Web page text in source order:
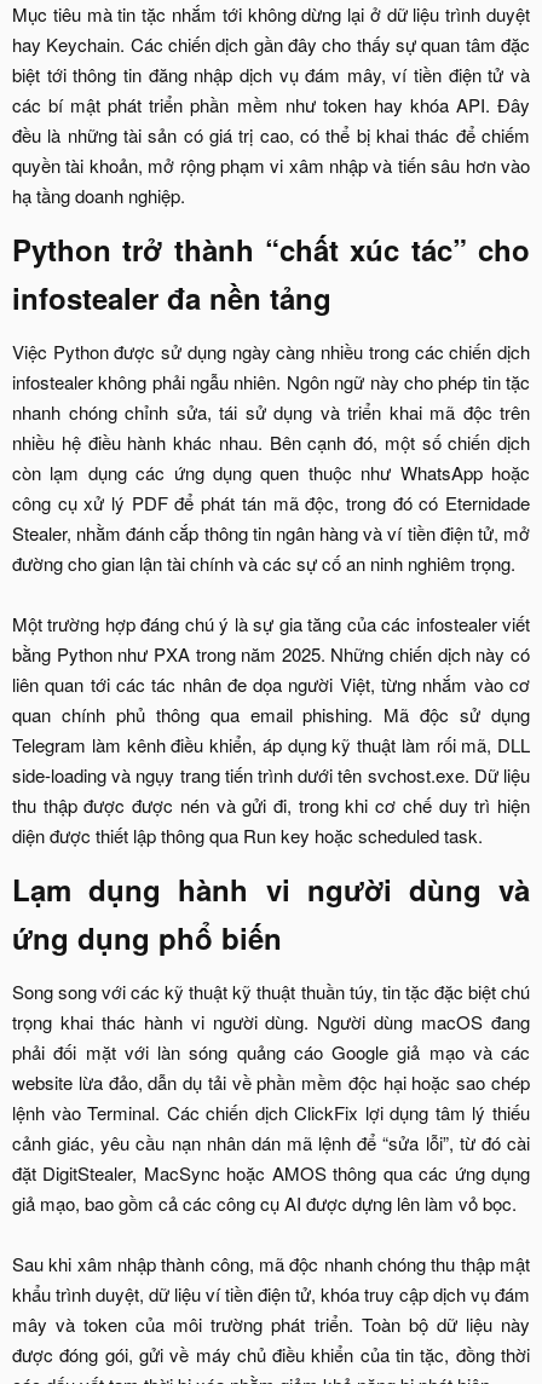
Mục tiêu mà tin tặc nhắm tới không dừng lại ở dữ liệu trình duyệt
hay Keychain. Các chiến dịch gần đây cho thấy sự quan tâm đặc
biệt tới thông tin đăng nhập dịch vụ đám mây, ví tiền điện tử và
các bí mật phát triển phần mềm như token hay khóa API. Đây
đều là những tài sản có giá trị cao, có thể bị khai thác để chiếm
quyền tài khoản, mở rộng phạm vi xâm nhập và tiến sâu hơn vào
hạ tầng doanh nghiệp.​
Python trở thành “chất xúc tác” cho
infostealer đa nền tảng​
Việc Python được sử dụng ngày càng nhiều trong các chiến dịch
infostealer không phải ngẫu nhiên. Ngôn ngữ này cho phép tin tặc
nhanh chóng chỉnh sửa, tái sử dụng và triển khai mã độc trên
nhiều hệ điều hành khác nhau. Bên cạnh đó, một số chiến dịch
còn lạm dụng các ứng dụng quen thuộc như WhatsApp hoặc
công cụ xử lý PDF để phát tán mã độc, trong đó có Eternidade
Stealer, nhằm đánh cắp thông tin ngân hàng và ví tiền điện tử, mở
đường cho gian lận tài chính và các sự cố an ninh nghiêm trọng.
Một trường hợp đáng chú ý là sự gia tăng của các infostealer viết
bằng Python như PXA trong năm 2025. Những chiến dịch này có
liên quan tới các tác nhân đe dọa người Việt, từng nhắm vào cơ
quan chính phủ thông qua email phishing. Mã độc sử dụng
Telegram làm kênh điều khiển, áp dụng kỹ thuật làm rối mã, DLL
side-loading và ngụy trang tiến trình dưới tên svchost.exe. Dữ liệu
thu thập được được nén và gửi đi, trong khi cơ chế duy trì hiện
diện được thiết lập thông qua Run key hoặc scheduled task.​
Lạm dụng hành vi người dùng và
ứng dụng phổ biến​
Song song với các kỹ thuật kỹ thuật thuần túy, tin tặc đặc biệt chú
trọng khai thác hành vi người dùng. Người dùng macOS đang
phải đối mặt với làn sóng quảng cáo Google giả mạo và các
website lừa đảo, dẫn dụ tải về phần mềm độc hại hoặc sao chép
lệnh vào Terminal. Các chiến dịch ClickFix lợi dụng tâm lý thiếu
cảnh giác, yêu cầu nạn nhân dán mã lệnh để “sửa lỗi”, từ đó cài
đặt DigitStealer, MacSync hoặc AMOS thông qua các ứng dụng
giả mạo, bao gồm cả các công cụ AI được dựng lên làm vỏ bọc.
Sau khi xâm nhập thành công, mã độc nhanh chóng thu thập mật
khẩu trình duyệt, dữ liệu ví tiền điện tử, khóa truy cập dịch vụ đám
mây và token của môi trường phát triển. Toàn bộ dữ liệu này
được đóng gói, gửi về máy chủ điều khiển của tin tặc, đồng thời